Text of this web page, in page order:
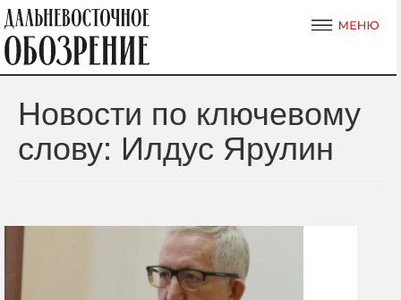
Новости по ключевому
слову: Илдус Ярулин